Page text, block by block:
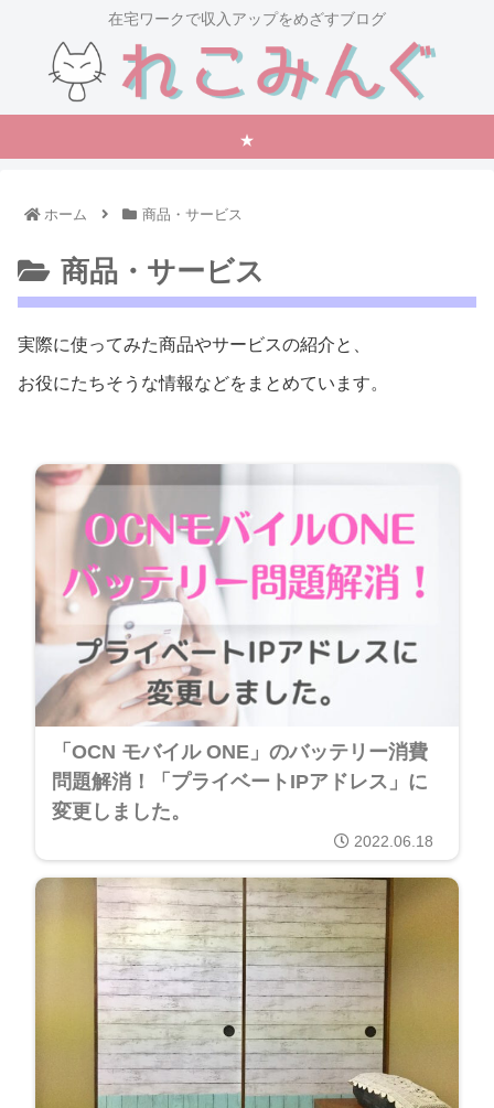
在宅ワークで収入アップをめざすブログ
★
ホーム 商品・サービス
商品・サービス
実際に使ってみた商品やサービスの紹介と、
お役にたちそうな情報などをまとめています。
「OCN モバイル ONE」のバッテリー消費
問題解消！「プライベートIPアドレス」に
変更しました。
2022.06.18